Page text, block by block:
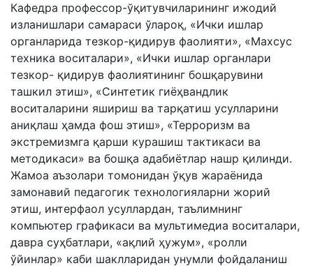
Кафедра профессор-ўқитувчиларининг ижодий
изланишлари самараси ўлароқ, «Ички ишлар
органларида тезкор-қидирув фаолияти», «Махсус
техника воситалари», «Ички ишлар органлари
тезкор- қидирув фаолиятининг бошқарувини
ташкил этиш», «Синтетик гиёҳвандлик
воситаларини яшириш ва тарқатиш усулларини
аниқлаш ҳамда фош этиш», «Терроризм ва
экстремизмга қарши курашиш тактикаси ва
методикаси» ва бошқа адабиётлар нашр қилинди.
Жамоа аъзолари томонидан ўқув жараёнида
замонавий педагогик технологияларни жорий
этиш, интерфаол усуллардан, таълимнинг
компьютер графикаси ва мультимедиа воситалари,
давра суҳбатлари, «ақлий ҳужум», «ролли
ўйинлар» каби шаклларидан унумли фойдаланиш